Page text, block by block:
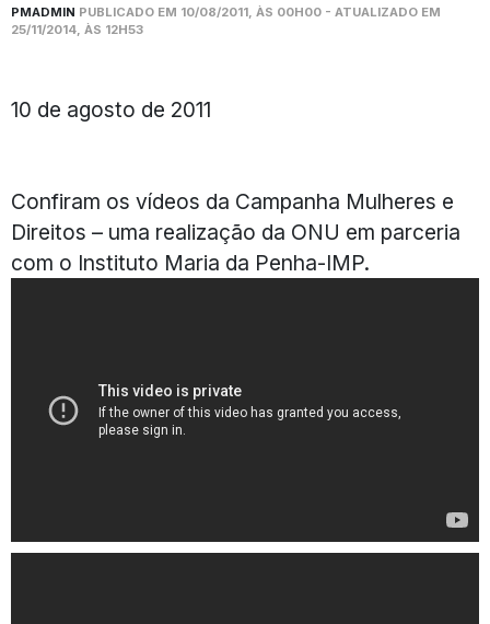
PMADMIN PUBLICADO EM 10/08/2011, ÀS 00H00 - ATUALIZADO EM
25/11/2014, ÀS 12H53
10 de agosto de 2011
Confiram os vídeos da Campanha Mulheres e
Direitos – uma realização da ONU em parceria
com o Instituto Maria da Penha-IMP.